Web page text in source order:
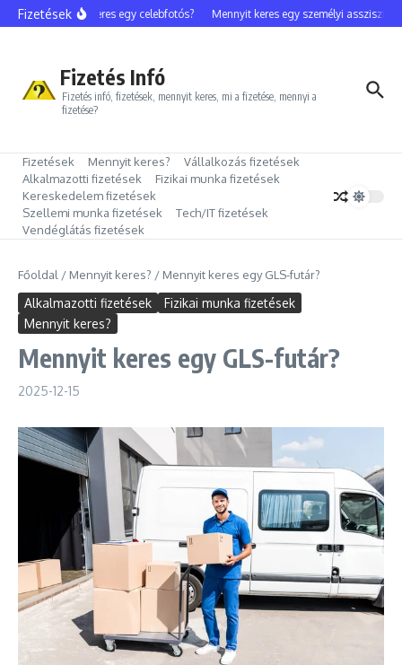
Ugrás a tartalomhoz
Fizetések
Mennyit keres egy celebfotós? Mennyit keres egy személyi asszisztens?
Fizetés Infó
Fizetés infó, fizetések, mennyit keres, mi a fizetése, mennyi a
fizetése?
Fizetések Mennyit keres?
Vállalkozás fizetések
Alkalmazotti fizetések
Fizikai munka fizetések
Kereskedelem fizetések
Szellemi munka fizetések
Tech/IT fizetések
Vendéglátás fizetések
Főoldal / Mennyit keres? / Mennyit keres egy GLS-futár?
Alkalmazotti fizetések
Fizikai munka fizetések
Mennyit keres?
Mennyit keres egy GLS-futár?
2025-12-15